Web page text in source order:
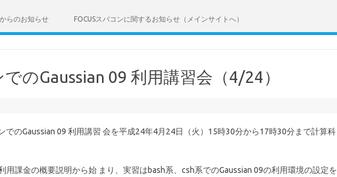
らのお知らせ FOCUSスパコンに関するお知らせ（メインサイトへ）
のGaussian 09 利用講習会（4/24）
でのGaussian 09 利用講習 会を平成24年4月24日（火）15時30分から17時30分まで計算科
課金の概要説明から始 まり、実習はbash系、csh系でのGaussian 09の利用環境の設定を